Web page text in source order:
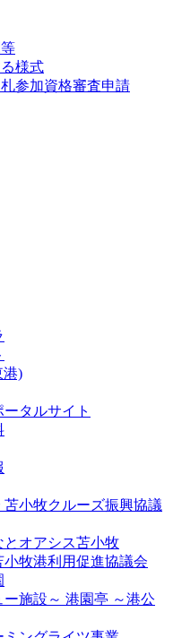
様式
参加資格審査申請
港)
ータルサイト
苫小牧クルーズ振興協議
とオアシス苫小牧
小牧港利用促進協議会
港園亭 ～港公